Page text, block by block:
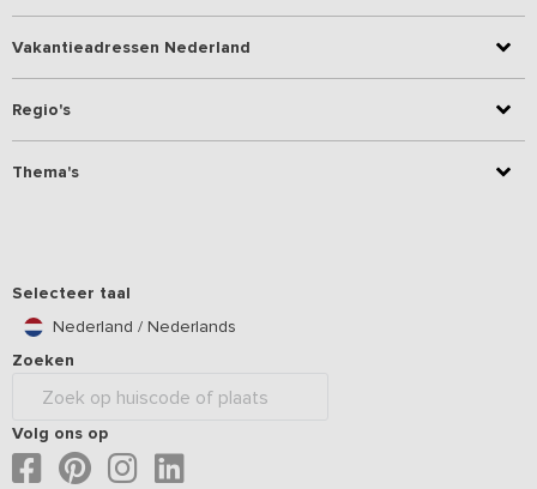
Vakantieadressen Nederland
Regio's
Thema's
Selecteer taal
Nederland / Nederlands
Zoeken
Volg ons op